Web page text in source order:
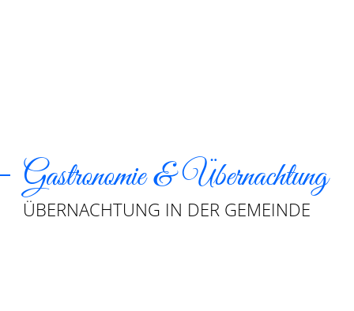
Gastronomie & Übernachtung
ÜBERNACHTUNG IN DER GEMEINDE